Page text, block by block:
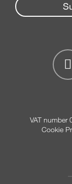
VAT number
Cookie